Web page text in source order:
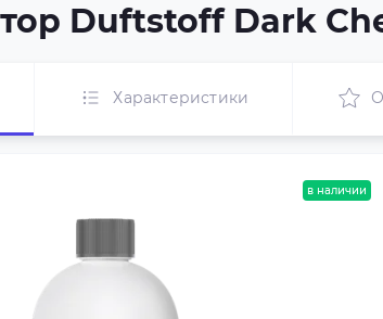
Duftstoff Dark
Характеристики
в наличии